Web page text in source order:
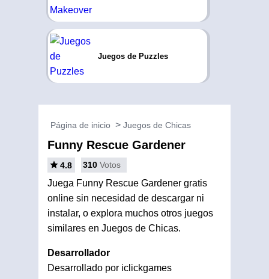
Juegos de Puzzles
Página de inicio Juegos de Chicas
Funny Rescue Gardener
4.8 310 Votos
Juega Funny Rescue Gardener gratis
online sin necesidad de descargar ni
instalar, o explora muchos otros juegos
similares en Juegos de Chicas.
Desarrollador
Desarrollado por iclickgames